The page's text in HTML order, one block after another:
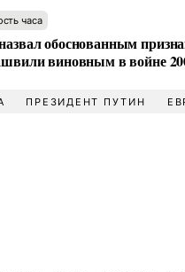
часа
обоснованным
виновным в войне
ПРЕЗИДЕНТ ПУТИН